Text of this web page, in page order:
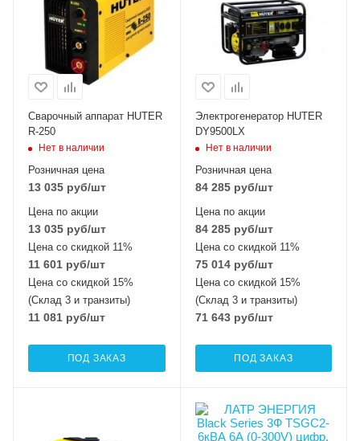
Сварочный аппарат HUTER
R-250
Нет в наличии
Розничная цена
13 035 руб/шт
Цена по акции
13 035 руб/шт
Цена со скидкой 11%
11 601 руб/шт
Цена со скидкой 15%
(Склад 3 и транзиты)
11 081 руб/шт
ПОД ЗАКАЗ
Электрогенератор HUTER
DY9500LX
Нет в наличии
Розничная цена
84 285руб/шт
Цена по акции
84 285руб/шт
Цена со скидкой 11%
75 014руб/шт
Цена со скидкой 15%
(Склад 3 и транзиты)
71 643руб/шт
ПОД ЗАКАЗ